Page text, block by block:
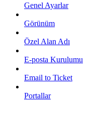
Genel Ayarlar
Görünüm
Özel Alan Adı
E-posta Kurulumu
Email to Ticket
Portallar